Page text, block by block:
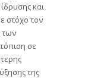
και
στόχο τον
των
σε
της